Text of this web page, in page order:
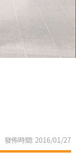
發佈時間: 2016/01/27